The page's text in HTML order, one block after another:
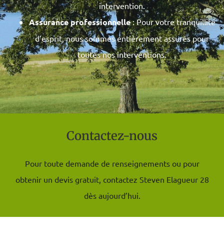
intervention.
Assurance professionnelle: Pour votre tranquillité
d’esprit, nous sommes entièrement assurés pour
toutes nos interventions.
Contactez-nous
Pour toute demande de renseignements ou pour
obtenir un devis gratuit, contactez Steven Elagueur 28
dès aujourd’hui.